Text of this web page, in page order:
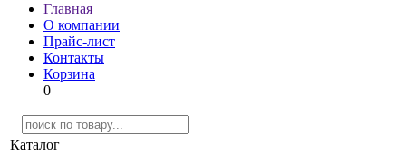
Главная
О компании
Прайс-лист
Контакты
Корзина
0
Каталог